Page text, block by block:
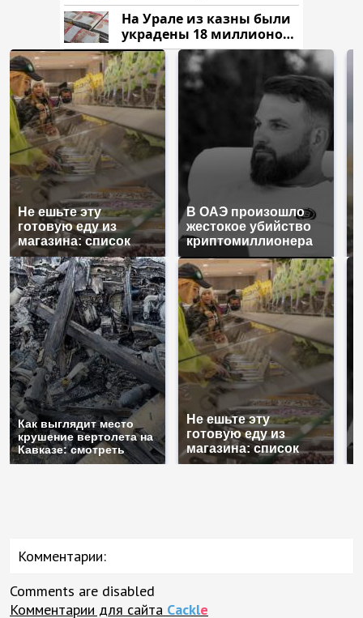
На Урале из казны были
украдены 18 миллионов
рублей
Не ешьте эту
готовую еду из
магазина: список
В ОАЭ произошло
жестокое убийство
криптомиллионера
Как выглядит место
крушение вертолета на
Кавказе: смотреть
Не ешьте эту
готовую еду из
магазина: список
Комментарии:
Comments are disabled
Комментарии для сайта Cackle